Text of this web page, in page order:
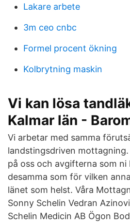
Lakare arbete
3m ceo cnbc
Formel procent ökning
Kolbrytning maskin
Vi kan lösa
Kalmar län -
Vi arbetar med samma
landstingsdriven
på oss och avgifterna som ni
desamma som för vilken
länet som helst. Våra
Sonny Schelin Vedran
Schelin Medicin AB Ögon